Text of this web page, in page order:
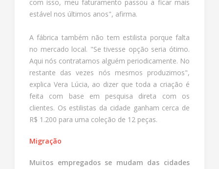
com isso, meu faturamento passou a ficar mais
estável nos últimos anos", afirma.
A fábrica também não tem estilista porque falta
no mercado local. "Se tivesse opção seria ótimo.
Aqui nós contratamos alguém periodicamente. No
restante das vezes nós mesmos produzimos",
explica Vera Lúcia, ao dizer que toda a criação é
feita com base em pesquisa direta com os
clientes. Os estilistas da cidade ganham cerca de
R$ 1.200 para uma coleção de 12 peças.
Migração
Muitos empregados se mudam das cidades